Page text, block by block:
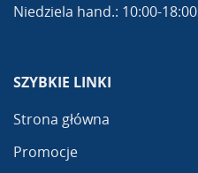
Niedziela hand.: 10:00-18:00
SZYBKIE LINKI
Strona główna
Promocje